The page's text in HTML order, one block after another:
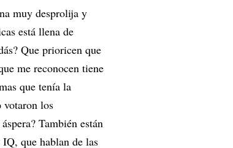
muy desprolija y
está llena de
Que prioricen que
me reconocen tiene
que tenía la
votaron los
También están
que hablan de las